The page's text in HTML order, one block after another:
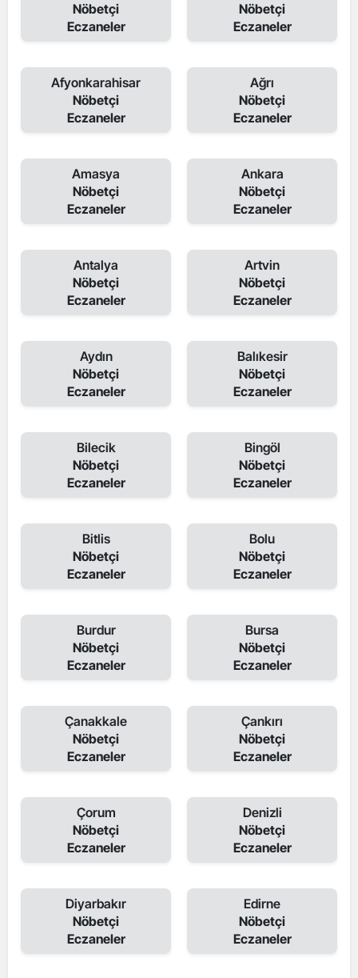
Nöbetçi
Eczaneler
Nöbetçi
Eczaneler
Afyonkarahisar
Nöbetçi
Eczaneler
Ağrı
Nöbetçi
Eczaneler
Amasya
Nöbetçi
Eczaneler
Ankara
Nöbetçi
Eczaneler
Antalya
Nöbetçi
Eczaneler
Artvin
Nöbetçi
Eczaneler
Aydın
Nöbetçi
Eczaneler
Balıkesir
Nöbetçi
Eczaneler
Bilecik
Nöbetçi
Eczaneler
Bingöl
Nöbetçi
Eczaneler
Bitlis
Nöbetçi
Eczaneler
Bolu
Nöbetçi
Eczaneler
Burdur
Nöbetçi
Eczaneler
Bursa
Nöbetçi
Eczaneler
Çanakkale
Nöbetçi
Eczaneler
Çankırı
Nöbetçi
Eczaneler
Çorum
Nöbetçi
Eczaneler
Denizli
Nöbetçi
Eczaneler
Diyarbakır
Nöbetçi
Eczaneler
Edirne
Nöbetçi
Eczaneler